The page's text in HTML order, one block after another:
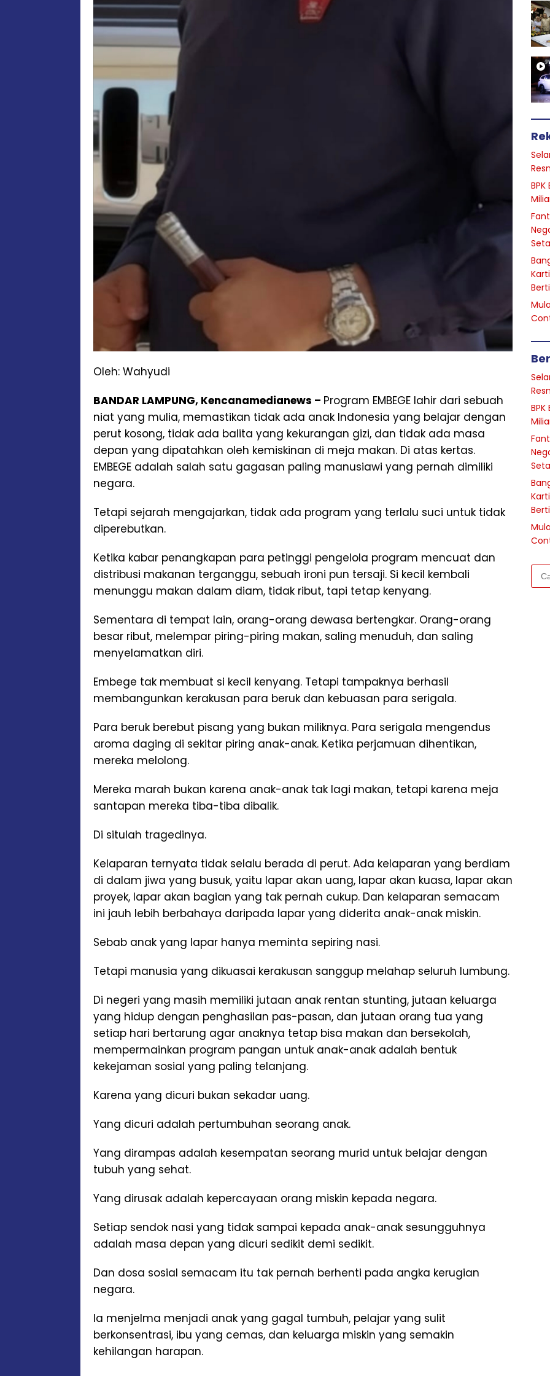
Oleh: Wahyudi
BANDAR LAMPUNG, Kencanamedianews – Program EMBEGE lahir dari sebuah
niat yang mulia, memastikan tidak ada anak Indonesia yang belajar dengan
perut kosong, tidak ada balita yang kekurangan gizi, dan tidak ada masa
depan yang dipatahkan oleh kemiskinan di meja makan. Di atas kertas.
EMBEGE adalah salah satu gagasan paling manusiawi yang pernah dimiliki
negara.
Tetapi sejarah mengajarkan, tidak ada program yang terlalu suci untuk tidak
diperebutkan.
Ketika kabar penangkapan para petinggi pengelola program mencuat dan
distribusi makanan terganggu, sebuah ironi pun tersaji. Si kecil kembali
menunggu makan dalam diam, tidak ribut, tapi tetap kenyang.
Sementara di tempat lain, orang-orang dewasa bertengkar. Orang-orang
besar ribut, melempar piring-piring makan, saling menuduh, dan saling
menyelamatkan diri.
Embege tak membuat si kecil kenyang. Tetapi tampaknya berhasil
membangunkan kerakusan para beruk dan kebuasan para serigala.
Para beruk berebut pisang yang bukan miliknya. Para serigala mengendus
aroma daging di sekitar piring anak-anak. Ketika perjamuan dihentikan,
mereka melolong.
Mereka marah bukan karena anak-anak tak lagi makan, tetapi karena meja
santapan mereka tiba-tiba dibalik.
Di situlah tragedinya.
Kelaparan ternyata tidak selalu berada di perut. Ada kelaparan yang berdiam
di dalam jiwa yang busuk, yaitu lapar akan uang, lapar akan kuasa, lapar akan
proyek, lapar akan bagian yang tak pernah cukup. Dan kelaparan semacam
ini jauh lebih berbahaya daripada lapar yang diderita anak-anak miskin.
Sebab anak yang lapar hanya meminta sepiring nasi.
Tetapi manusia yang dikuasai kerakusan sanggup melahap seluruh lumbung.
Di negeri yang masih memiliki jutaan anak rentan stunting, jutaan keluarga
yang hidup dengan penghasilan pas-pasan, dan jutaan orang tua yang
setiap hari bertarung agar anaknya tetap bisa makan dan bersekolah,
mempermainkan program pangan untuk anak-anak adalah bentuk
kekejaman sosial yang paling telanjang.
Karena yang dicuri bukan sekadar uang.
Yang dicuri adalah pertumbuhan seorang anak.
Yang dirampas adalah kesempatan seorang murid untuk belajar dengan
tubuh yang sehat.
Yang dirusak adalah kepercayaan orang miskin kepada negara.
Setiap sendok nasi yang tidak sampai kepada anak-anak sesungguhnya
adalah masa depan yang dicuri sedikit demi sedikit.
Dan dosa sosial semacam itu tak pernah berhenti pada angka kerugian
negara.
Ia menjelma menjadi anak yang gagal tumbuh, pelajar yang sulit
berkonsentrasi, ibu yang cemas, dan keluarga miskin yang semakin
kehilangan harapan.
Cari